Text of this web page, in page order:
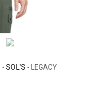
- SOL'S - LEGACY